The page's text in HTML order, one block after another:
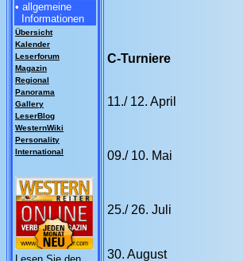
• allgemeine
Informationen
Übersicht
Kalender
Leserforum
Magazin
Regional
Panorama
Gallery
LeserBlog
WesternWiki
Personality
International
C-Turniere
11./ 12. April
09./ 10. Mai
25./ 26. Juli
30. August